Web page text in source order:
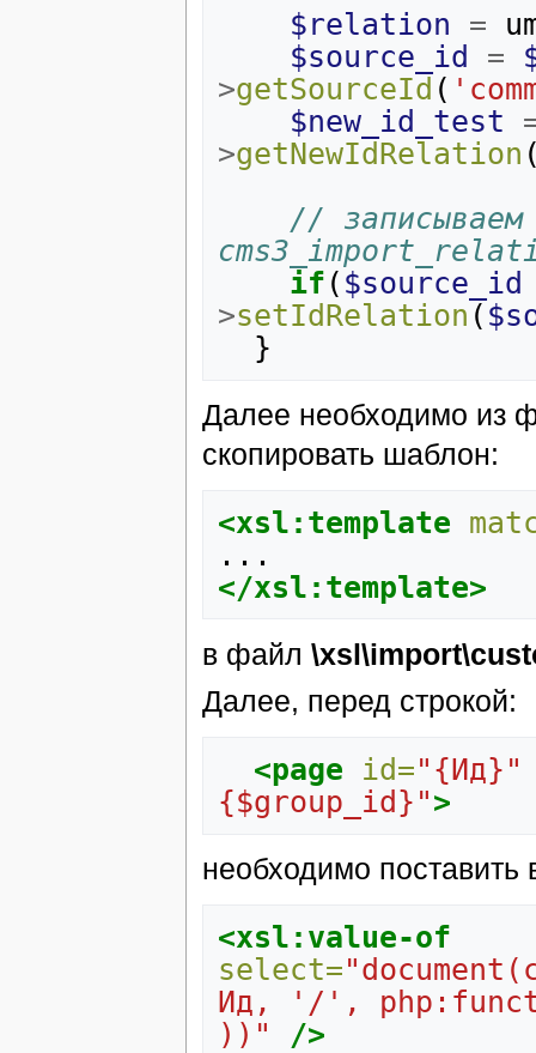
$relation =
$source_id
=
>getSourceId (
$new_id_test
>getNewIdRelation
// записываем
if ( $source_id
>setIdRelation (
}
Далее необходимо из
скопировать шаблон:
<xsl:template
</xsl:template>
в файл
Далее, перед строкой:
<page id="{Ид}"
{$group_id}">
необходимо поставить
<xsl:value-of
select=
Ид, '/',
))"
/>